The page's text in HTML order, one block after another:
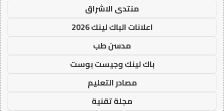
منتدى الاشراق
اعلانات الباك لينك 2026
مدسن طب
باك لينك وجيست بوست
مصادر التعليم
مجلة تقنية